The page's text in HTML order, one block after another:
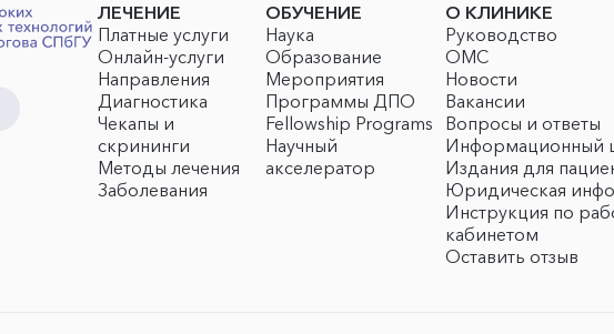
ЛЕЧЕНИЕ
Платные услуги
Онлайн-услуги
Направления
Диагностика
Чекапы и
скрининги
Методы лечения
Заболевания
ОБУЧЕНИЕ
Наука
Образование
Мероприятия
Программы ДПО
Fellowship Programs
Научный
акселератор
О КЛИНИКЕ
Руководство
ОМС
Новости
Вакансии
Вопросы и ответы
Информационный
Издания для
Юридическая
Инструкция по
кабинетом
Оставить отзыв